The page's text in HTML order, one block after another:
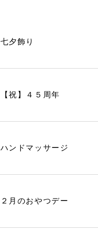
七夕飾り
【祝】４５周年
ハンドマッサージ
２月のおやつデー